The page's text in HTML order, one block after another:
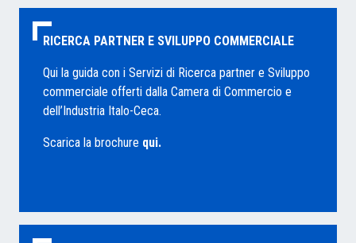
RICERCA PARTNER E SVILUPPO COMMERCIALE
Qui la guida con i Servizi di Ricerca partner e Sviluppo
commerciale offerti dalla Camera di Commercio e
dell’Industria Italo-Ceca.
Scarica la brochure qui.